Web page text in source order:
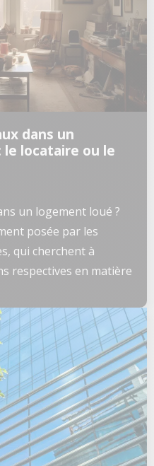
dans un
locataire ou le
un logement loué ?
posée par les
qui cherchent à
respectives en matière